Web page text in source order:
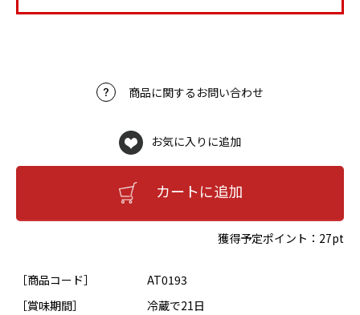
商品に関するお問い合わせ
お気に入りに追加
カートに追加
獲得予定ポイント： 27pt
［商品コード］
AT0193
［賞味期間］
冷蔵で21日